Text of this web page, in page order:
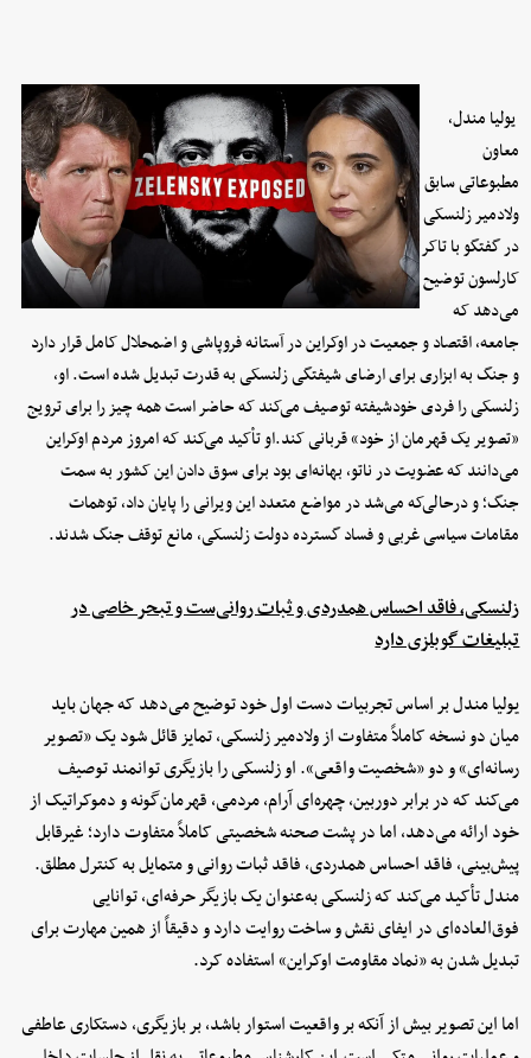
یولیا مندل،
معاون
مطبوعاتی سابق
ولادمیر زلنسکی
در گفتگو با تاکر
کارلسون توضیح
می‌دهد که
جامعه، اقتصاد و جمعیت در اوکراین در آستانه فروپاشی و اضمحلال کامل قرار دارد
و جنگ به ابزاری برای ارضای شیفتگی زلنسکی به قدرت تبدیل شده است. او،
زلنسکی را فردی خودشیفته توصیف می‌کند که حاضر است همه چیز را برای ترویج
«تصویر یک قهرمان از خود» قربانی کند.او تأکید می‌کند که امروز مردم اوکراین
می‌دانند که عضویت در ناتو، بهانه‌ای بود برای سوق دادن این کشور به سمت
جنگ؛ و درحالی‌که می‌شد در مواضع متعدد این ویرانی را پایان داد، توهمات
مقامات سیاسی غربی و فساد گسترده دولت زلنسکی، مانع توقف جنگ شدند.
زلنسکی، فاقد احساس همدردی و ثبات روانی‌ست و تبحر خاصی در
تبلیغات گوبلزی دارد
یولیا مندل بر اساس تجربیات دست اول خود توضیح می‌دهد که جهان باید
میان دو نسخه کاملاً متفاوت از ولادمیر زلنسکی، تمایز قائل شود یک «تصویر
رسانه‌ای» و دو «شخصیت واقعی». او زلنسکی را بازیگری توانمند توصیف
می‌کند که در برابر دوربین، چهره‌ای آرام، مردمی، قهرمان‌گونه و دموکراتیک از
خود ارائه می‌دهد، اما در پشت صحنه شخصیتی کاملاً متفاوت دارد؛ غیرقابل
پیش‌بینی، فاقد احساس همدردی، فاقد ثبات روانی و متمایل به کنترل مطلق.
مندل تأکید می‌کند که زلنسکی به‌عنوان یک بازیگر حرفه‌ای، توانایی
فوق‌العاده‌ای در ایفای نقش و ساخت روایت دارد و دقیقاً از همین مهارت برای
تبدیل شدن به «نماد مقاومت اوکراین» استفاده کرد.
اما این تصویر بیش از آنکه بر واقعیت استوار باشد، بر بازیگری، دستکاری عاطفی